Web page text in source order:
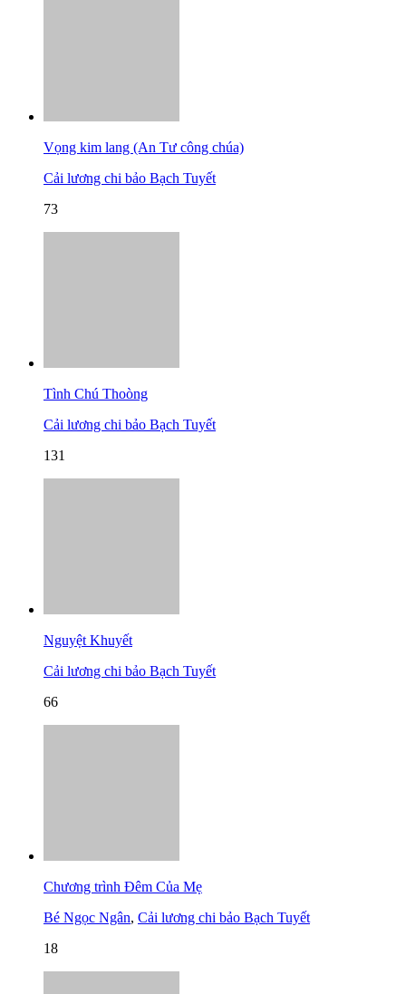
Vọng kim lang (An Tư công chúa)
Cải lương chi bảo Bạch Tuyết
73
Tình Chú Thoòng
Cải lương chi bảo Bạch Tuyết
131
Nguyệt Khuyết
Cải lương chi bảo Bạch Tuyết
66
Chương trình Đêm Của Mẹ
Bé Ngọc Ngân, Cải lương chi bảo Bạch Tuyết
18